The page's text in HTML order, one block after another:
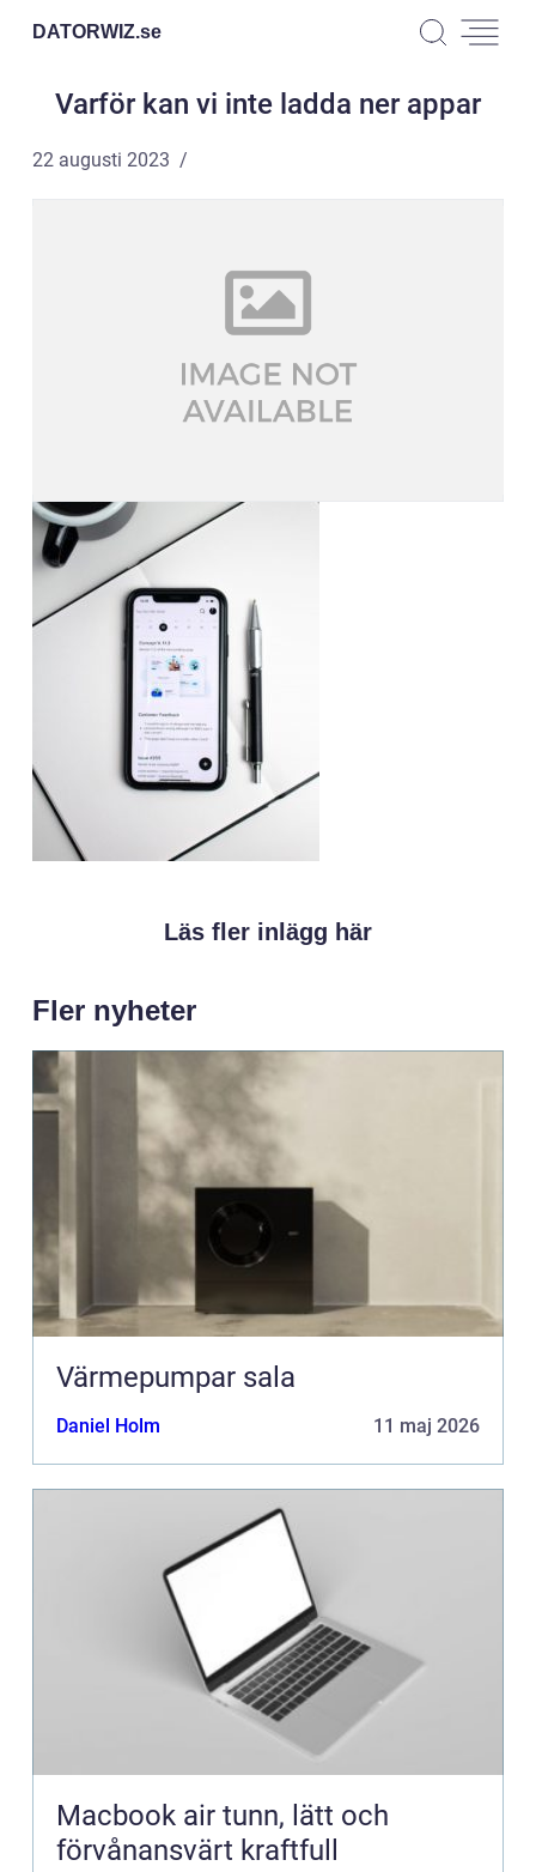
DATORWIZ.se
Varför kan vi inte ladda ner appar
22 augusti 2023
Läs fler inlägg här
Fler nyheter
Värmepumpar sala
Daniel Holm 11 maj 2026
Macbook air tunn, lätt och
förvånansvärt kraftfull